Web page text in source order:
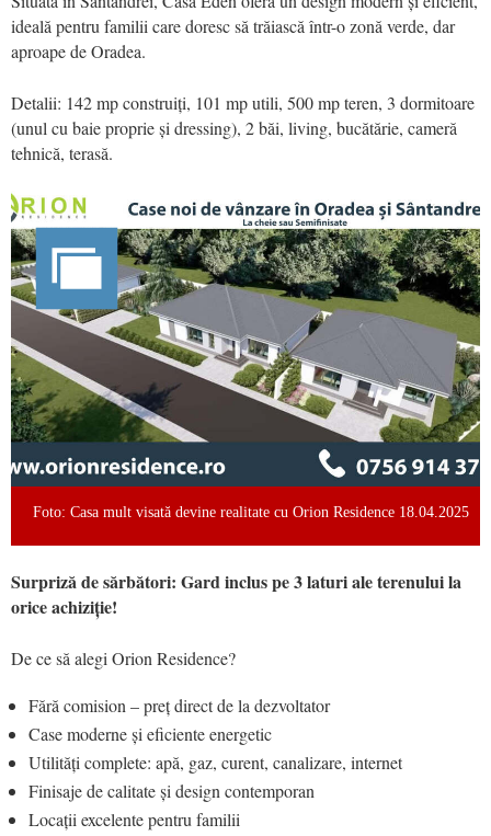
ideală pentru familii care doresc să trăiască într-o zonă verde, dar
aproape de Oradea.
Detalii: 142 mp construiți, 101 mp utili, 500 mp teren, 3 dormitoare
(unul cu baie proprie și dressing), 2 băi, living, bucătărie, cameră
tehnică, terasă.
Foto: Casa mult visată devine realitate cu Orion Residence 18.04.2025
Surpriză de sărbători: Gard inclus pe 3 laturi ale terenului la
orice achiziție!
De ce să alegi Orion Residence?
Fără comision – preț direct de la dezvoltator
Case moderne și eficiente energetic
Utilități complete: apă, gaz, curent, canalizare, internet
Finisaje de calitate și design contemporan
Locații excelente pentru familii